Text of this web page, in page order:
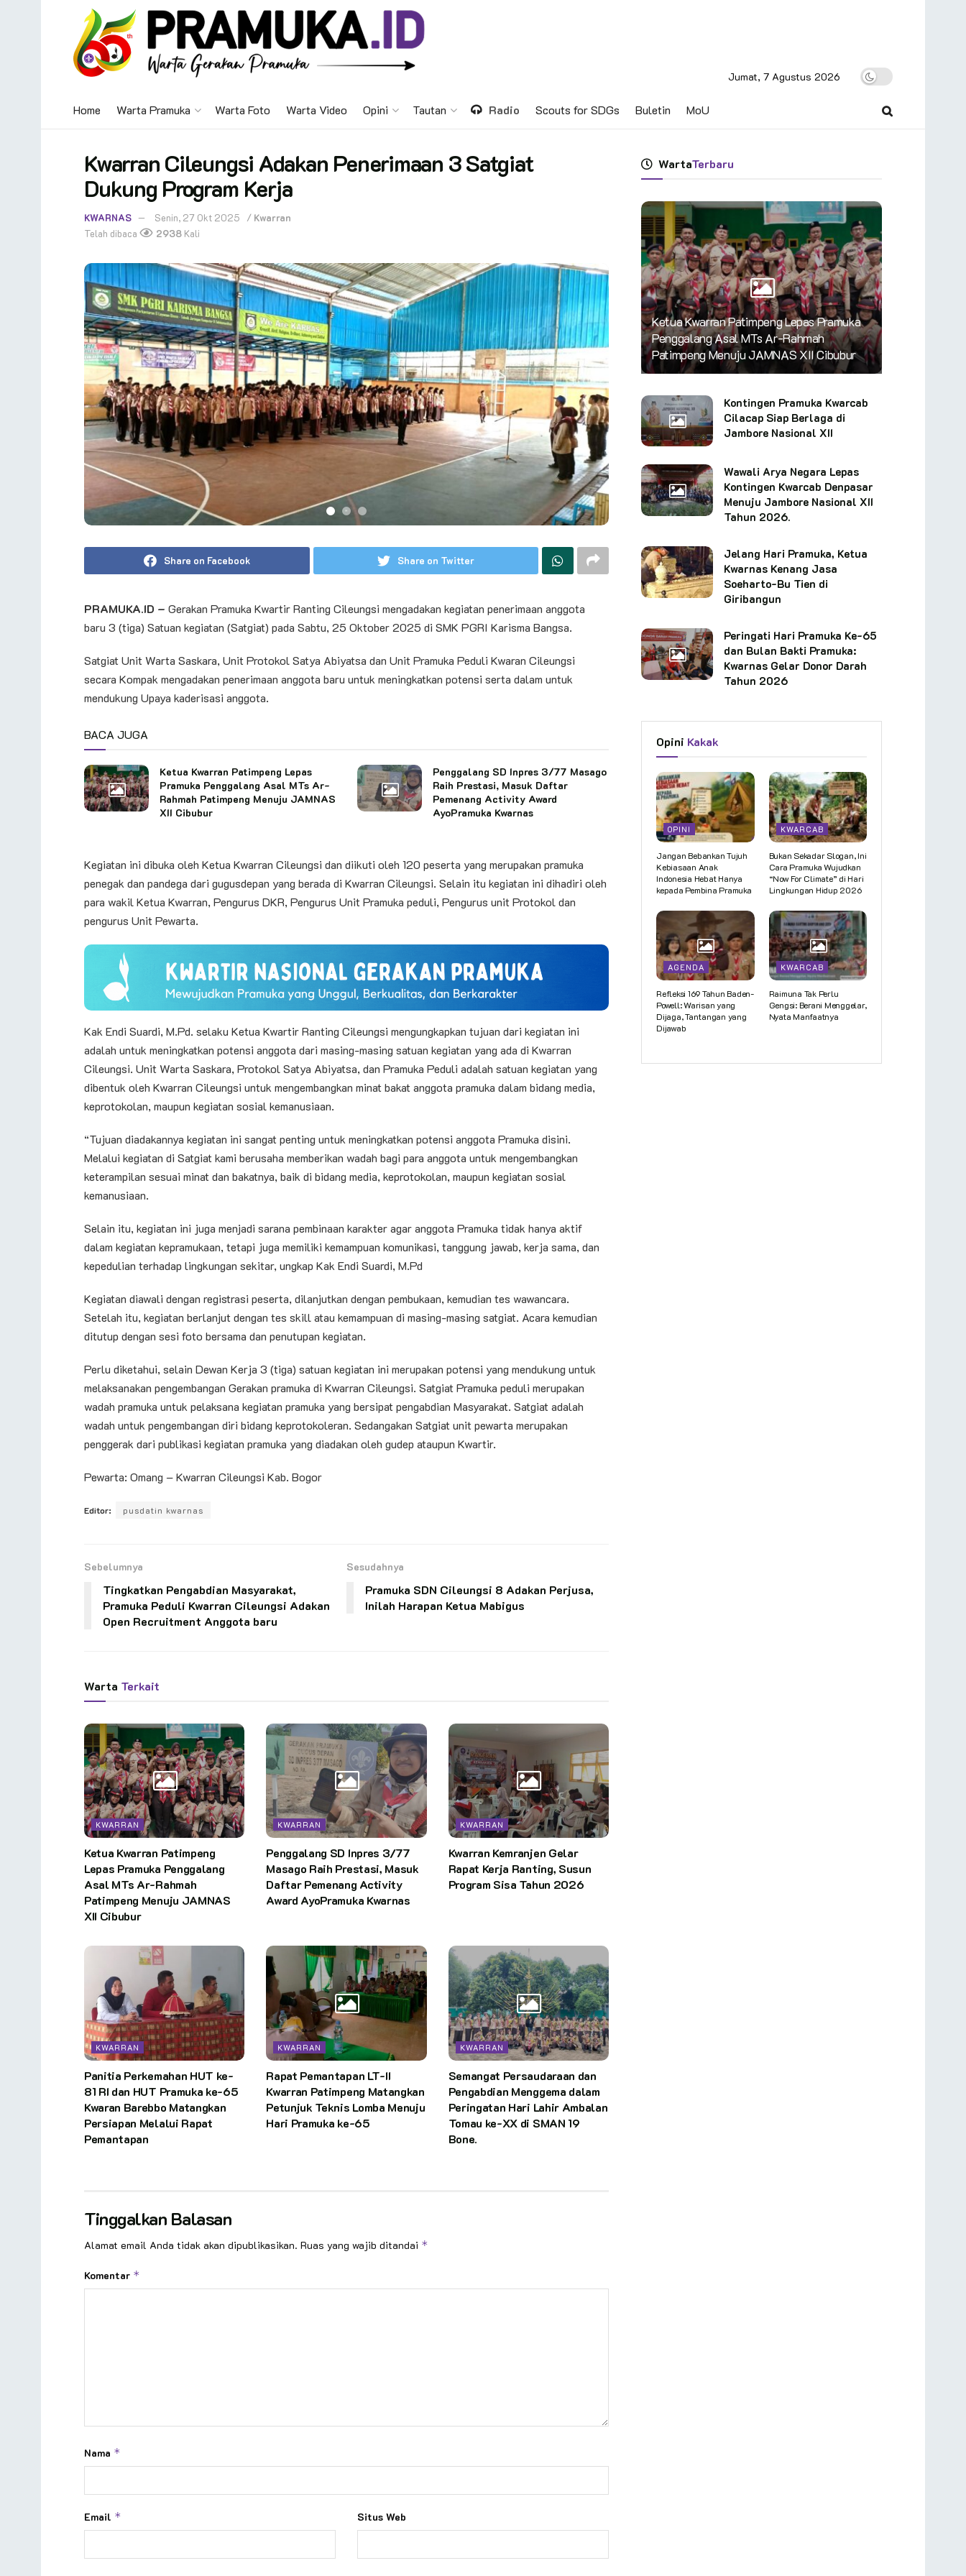
Jumat, 7 Agustus 2026
Home Warta Pramuka Warta Foto Warta Video Opini Tautan Radio Scouts for SDGs Buletin MoU
Kwarran Cileungsi Adakan Penerimaan 3 Satgiat
Dukung Program Kerja
KWARNAS Senin, 27 Okt 2025 / Kwarran
Telah dibaca
2938 Kali
Share on Facebook Share on Twitter
PRAMUKA.ID – Gerakan Pramuka Kwartir Ranting Cileungsi mengadakan kegiatan penerimaan anggota
baru 3 (tiga) Satuan kegiatan (Satgiat) pada Sabtu, 25 Oktober 2025 di SMK PGRI Karisma Bangsa.
Satgiat Unit Warta Saskara, Unit Protokol Satya Abiyatsa dan Unit Pramuka Peduli Kwaran Cileungsi
secara Kompak mengadakan penerimaan anggota baru untuk meningkatkan potensi serta dalam untuk
mendukung Upaya kaderisasi anggota.
BACA JUGA
Ketua Kwarran Patimpeng Lepas
Pramuka Penggalang Asal MTs Ar-
Rahmah Patimpeng Menuju JAMNAS
XII Cibubur
Penggalang SD Inpres 3/77 Masago
Raih Prestasi, Masuk Daftar
Pemenang Activity Award
AyoPramuka Kwarnas
Kegiatan ini dibuka oleh Ketua Kwarran Cileungsi dan diikuti oleh 120 peserta yang merupakan pramuka
penegak dan pandega dari gugusdepan yang berada di Kwarran Cileungsi. Selain itu kegiatan ini dihadiri oleh
para wakil Ketua Kwarran, Pengurus DKR, Pengurus Unit Pramuka peduli, Pengurus unit Protokol dan
pengurus Unit Pewarta.
Kak Endi Suardi, M.Pd. selaku Ketua Kwartir Ranting Cileungsi mengungkapkan tujuan dari kegiatan ini
adalah untuk meningkatkan potensi anggota dari masing-masing satuan kegiatan yang ada di Kwarran
Cileungsi. Unit Warta Saskara, Protokol Satya Abiyatsa, dan Pramuka Peduli adalah satuan kegiatan yang
dibentuk oleh Kwarran Cileungsi untuk mengembangkan minat bakat anggota pramuka dalam bidang media,
keprotokolan, maupun kegiatan sosial kemanusiaan.
“Tujuan diadakannya kegiatan ini sangat penting untuk meningkatkan potensi anggota Pramuka disini.
Melalui kegiatan di Satgiat kami berusaha memberikan wadah bagi para anggota untuk mengembangkan
keterampilan sesuai minat dan bakatnya, baik di bidang media, keprotokolan, maupun kegiatan sosial
kemanusiaan.
Selain itu, kegiatan ini juga menjadi sarana pembinaan karakter agar anggota Pramuka tidak hanya aktif
dalam kegiatan kepramukaan, tetapi juga memiliki kemampuan komunikasi, tanggung jawab, kerja sama, dan
kepedulian terhadap lingkungan sekitar, ungkap Kak Endi Suardi, M.Pd
Kegiatan diawali dengan registrasi peserta, dilanjutkan dengan pembukaan, kemudian tes wawancara.
Setelah itu, kegiatan berlanjut dengan tes skill atau kemampuan di masing-masing satgiat. Acara kemudian
ditutup dengan sesi foto bersama dan penutupan kegiatan.
Perlu diketahui, selain Dewan Kerja 3 (tiga) satuan kegiatan ini merupakan potensi yang mendukung untuk
melaksanakan pengembangan Gerakan pramuka di Kwarran Cileungsi. Satgiat Pramuka peduli merupakan
wadah pramuka untuk pelaksana kegiatan pramuka yang bersipat pengabdian Masyarakat. Satgiat adalah
wadah untuk pengembangan diri bidang keprotokoleran. Sedangakan Satgiat unit pewarta merupakan
penggerak dari publikasi kegiatan pramuka yang diadakan oleh gudep ataupun Kwartir.
Pewarta: Omang – Kwarran Cileungsi Kab. Bogor
Editor: pusdatin kwarnas
Sebelumnya
Tingkatkan Pengabdian Masyarakat,
Pramuka Peduli Kwarran Cileungsi Adakan
Open Recruitment Anggota baru
Sesudahnya
Pramuka SDN Cileungsi 8 Adakan Perjusa,
Inilah Harapan Ketua Mabigus
Warta Terkait
KWARRAN
Ketua Kwarran Patimpeng
Lepas Pramuka Penggalang
Asal MTs Ar-Rahmah
Patimpeng Menuju JAMNAS
XII Cibubur
KWARRAN
Penggalang SD Inpres 3/77
Masago Raih Prestasi, Masuk
Daftar Pemenang Activity
Award AyoPramuka Kwarnas
KWARRAN
Kwarran Kemranjen Gelar
Rapat Kerja Ranting, Susun
Program Sisa Tahun 2026
KWARRAN
Panitia Perkemahan HUT ke-
81 RI dan HUT Pramuka ke-65
Kwaran Barebbo Matangkan
Persiapan Melalui Rapat
Pemantapan
KWARRAN
Rapat Pemantapan LT-II
Kwarran Patimpeng Matangkan
Petunjuk Teknis Lomba Menuju
Hari Pramuka ke-65
KWARRAN
Semangat Persaudaraan dan
Pengabdian Menggema dalam
Peringatan Hari Lahir Ambalan
Tomau ke-XX di SMAN 19
Bone.
Tinggalkan Balasan
Alamat email Anda tidak akan dipublikasikan. Ruas yang wajib ditandai *
Komentar *
Nama *
Email * Situs Web
WartaTerbaru
Ketua Kwarran Patimpeng Lepas Pramuka
Penggalang Asal MTs Ar-Rahmah
Patimpeng Menuju JAMNAS XII Cibubur
Kontingen Pramuka Kwarcab
Cilacap Siap Berlaga di
Jambore Nasional XII
Wawali Arya Negara Lepas
Kontingen Kwarcab Denpasar
Menuju Jambore Nasional XII
Tahun 2026.
Jelang Hari Pramuka, Ketua
Kwarnas Kenang Jasa
Soeharto-Bu Tien di
Giribangun
Peringati Hari Pramuka Ke-65
dan Bulan Bakti Pramuka:
Kwarnas Gelar Donor Darah
Tahun 2026
Opini Kakak
OPINI
Jangan Bebankan Tujuh
Kebiasaan Anak
Indonesia Hebat Hanya
kepada Pembina Pramuka
KWARCAB
Bukan Sekadar Slogan, Ini
Cara Pramuka Wujudkan
“Now For Climate” di Hari
Lingkungan Hidup 2026
AGENDA
Refleksi 169 Tahun Baden-
Powell: Warisan yang
Dijaga, Tantangan yang
Dijawab
KWARCAB
Raimuna Tak Perlu
Gengsi: Berani Menggelar,
Nyata Manfaatnya